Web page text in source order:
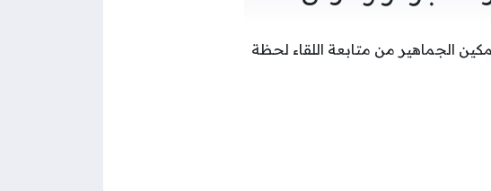
الجماهير من متابعة اللقاء لحظة